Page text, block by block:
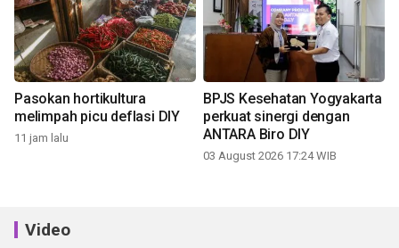
Pasokan hortikultura
melimpah picu deflasi DIY
11 jam lalu
BPJS Kesehatan Yogyakarta
perkuat sinergi dengan
ANTARA Biro DIY
03 August 2026 17:24 WIB
Video